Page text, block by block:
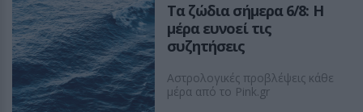
Τα ζώδια σήμερα 6/8: Η
μέρα ευνοεί τις
συζητήσεις
Αστρολογικές προβλέψεις κάθε
μέρα από το Pink.gr